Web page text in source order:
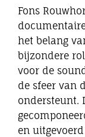
Fons
het belang
bijzondere
voor de
de sfeer van
ondersteunt.
en